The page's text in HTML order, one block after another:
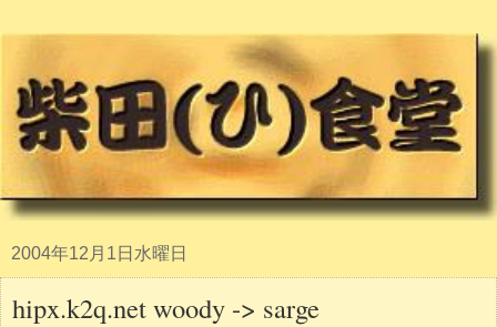
2004年12月1日水曜日
hipx.k2q.net woody -> sarge